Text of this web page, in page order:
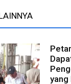
yang